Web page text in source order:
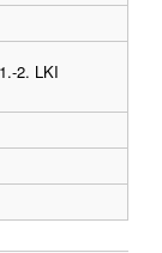
2. LKI